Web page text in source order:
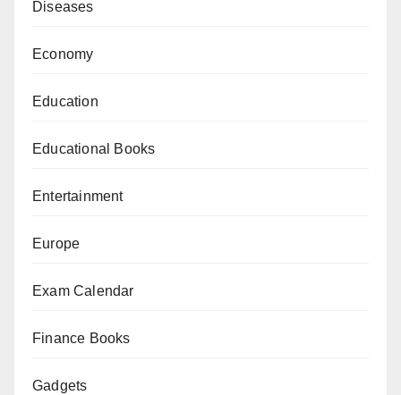
Diseases
Economy
Education
Educational Books
Entertainment
Europe
Exam Calendar
Finance Books
Gadgets